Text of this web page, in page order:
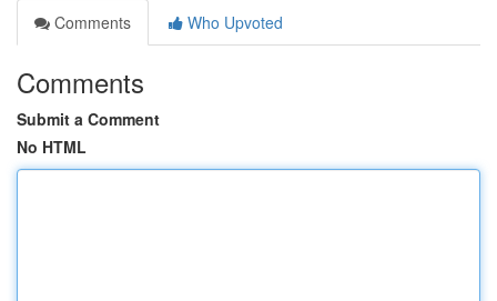
Comments
Who Upvoted
Comments
Submit a Comment
No HTML